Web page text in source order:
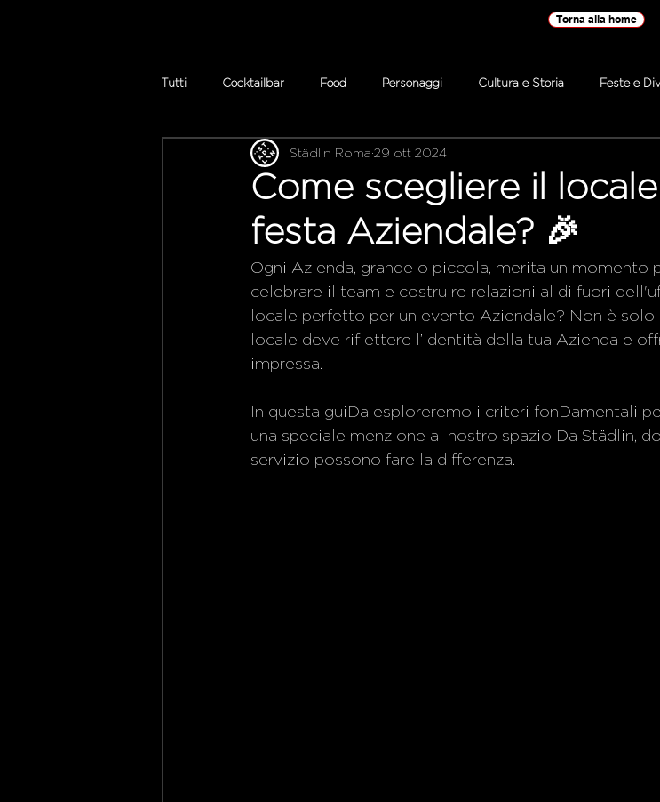
Torna alla home
Tutti Cocktailbar Food Personaggi Cultura e Storia Feste e
Come scegliere il
festa Aziendale? 🎉
Städlin Roma 29 ott 2024
Ogni Azienda, grande o piccola, merita un momento
celebrare il team e costruire relazioni al di fuori
locale perfetto per un evento Aziendale? Non è
locale deve riflettere l’identità della tua Azienda e
impressa.
In questa guiDa esploreremo i criteri fonDamentali
una speciale menzione al nostro spazio Da Städlin,
servizio possono fare la differenza.